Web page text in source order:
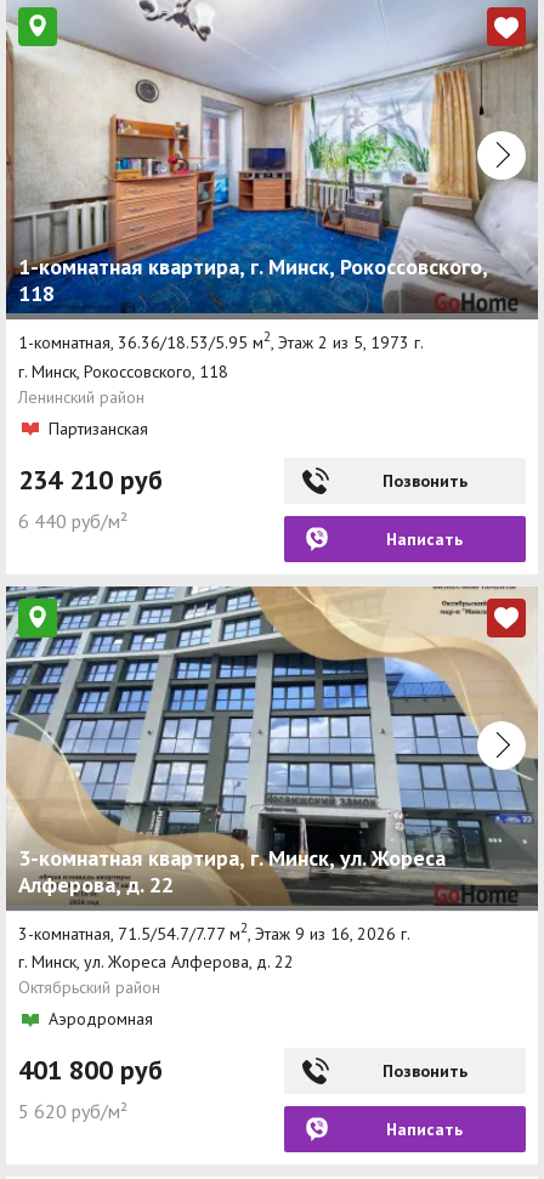
1-комнатная квартира, г. Минск, Рокоссовского,
118
1-комнатная, 36.36/18.53/5.95 м2, Этаж 2 из 5, 1973 г.
г. Минск, Рокоссовского, 118
Ленинский район
Партизанская
234 210 руб
6 440 руб/м²
Позвонить
Написать
3-комнатная квартира, г. Минск, ул. Жореса
Алферова, д. 22
3-комнатная, 71.5/54.7/7.77 м2 , Этаж 9 из 16, 2026 г.
г. Минск, ул. Жореса Алферова, д. 22
Октябрьский район
Аэродромная
401 800 руб
5 620 руб/м²
Позвонить
Написать